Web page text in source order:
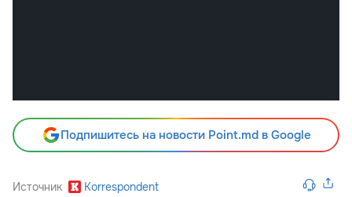
Подпишитесь на новости Point.md в Google
Источник Korrespondent